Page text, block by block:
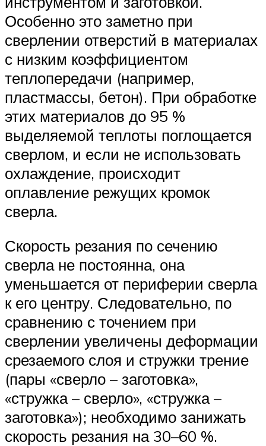
Особенно это заметно при
сверлении отверстий в материалах
с низким коэффициентом
теплопередачи (например,
пластмассы, бетон). При обработке
этих материалов до 95 %
выделяемой теплоты поглощается
сверлом, и если не использовать
охлаждение, происходит
оплавление режущих кромок
сверла.
Скорость резания по сечению
сверла не постоянна, она
уменьшается от периферии сверла
к его центру. Следовательно, по
сравнению с точением при
сверлении увеличены деформации
срезаемого слоя и стружки трение
(пары «сверло – заготовка»,
«стружка – сверло», «стружка –
заготовка»); необходимо занижать
скорость резания на 30–60 %.